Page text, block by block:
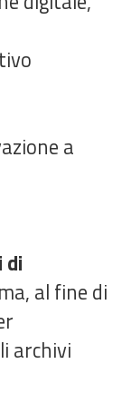
a
di
, al fine di
archivi